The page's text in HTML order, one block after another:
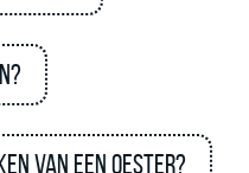
van een oester?